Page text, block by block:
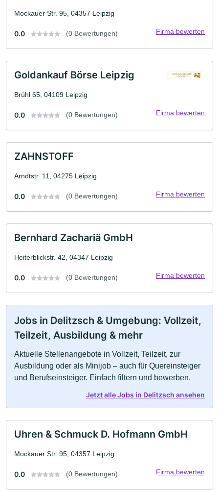
Mockauer Str. 95, 04357 Leipzig
0.0 (0 Bewertungen) Firma bewerten
Goldankauf Börse Leipzig
Brühl 65, 04109 Leipzig
0.0 (0 Bewertungen) Firma bewerten
ZAHNSTOFF
Arndtstr. 11, 04275 Leipzig
0.0 (0 Bewertungen) Firma bewerten
Bernhard Zachariä GmbH
Heiterblickstr. 42, 04347 Leipzig
0.0 (0 Bewertungen) Firma bewerten
Jobs in Delitzsch & Umgebung: Vollzeit,
Teilzeit, Ausbildung & mehr
Aktuelle Stellenangebote in Vollzeit, Teilzeit, zur
Ausbildung oder als Minijob – auch für Quereinsteiger
und Berufseinsteiger. Einfach filtern und bewerben.
Jetzt alle Jobs in Delitzsch ansehen
Uhren & Schmuck D. Hofmann GmbH
Mockauer Str. 95, 04357 Leipzig
0.0 (0 Bewertungen) Firma bewerten